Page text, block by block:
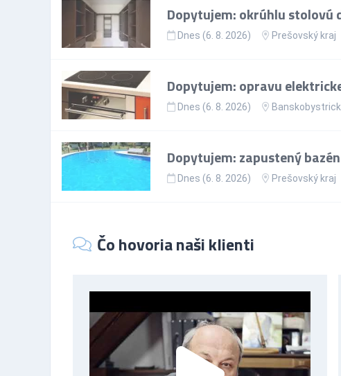
Dopytujem: okrúhlu stolovú
Dnes (6. 8. 2026) Prešovský kraj
Dopytujem: opravu
Dnes (6. 8. 2026)
Dopytujem: zapustený
Dnes (6. 8. 2026) Prešovský kraj
Čo hovoria naši klienti